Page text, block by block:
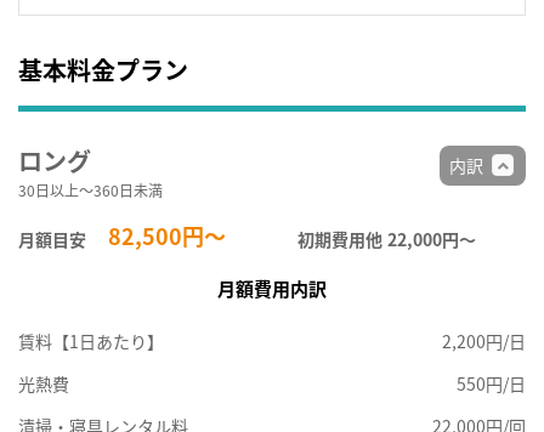
基本料金プラン
ロング
30日以上～360日未満
月額目安 82,500円～ 初期費用他 22,000円〜
内訳
月額費用内訳
賃料【1日あたり】
2,200円/日
光熱費
550円/日
清掃・寝具レンタル料
22,000円/回